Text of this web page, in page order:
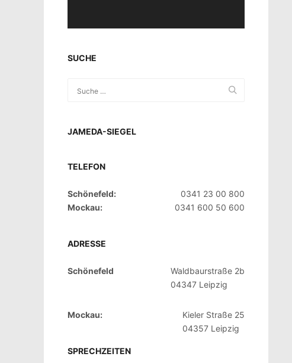
SUCHE
JAMEDA-SIEGEL
TELEFON
Schönefeld:
0341 23 00 800
Mockau:
0341 600 50 600
ADRESSE
Schönefeld
Waldbaurstraße 2b
04347 Leipzig
Mockau:
Kieler Straße 25
04357 Leipzig
SPRECHZEITEN